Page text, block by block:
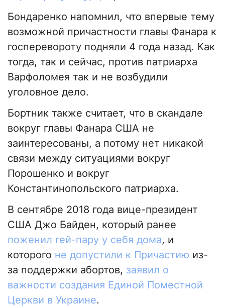
Бондаренко напомнил, что впервые тему
возможной причастности главы Фанара к
госперевороту подняли 4 года назад. Как
тогда, так и сейчас, против патриарха
Варфоломея так и не возбудили
уголовное дело.
Бортник также считает, что в скандале
вокруг главы Фанара США не
заинтересованы, а потому нет никакой
связи между ситуациями вокруг
Порошенко и вокруг
Константинопольского патриарха.
В сентябре 2018 года вице-президент
США Джо Байден, который ранее
поженил гей-пару у себя дома, и
которого не допустили к Причастию из-
за поддержки абортов, заявил о
важности создания Единой Поместной
Церкви в Украине.